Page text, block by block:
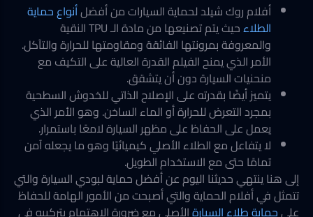
أفلام روك شيلد لحماية السيارات من أفضلأنواع حماية
الطلاء
حيث يتم تصنيعها من مادة الـ TPU النقية
والمعروفة بمرونتها الفائقة ومقاومتها للحرارة والتآكل.
الأمر الذي يمنح الفيلم القدرة العالية على التكيف مع
منحنيات السيارة دون أن يتشقق.
يتميز أيضًا بقدرته على الإصلاح الذاتي للخدوش السطحية
بمجرد التعرض للحرارة أو الماء الساخن. وهو الأمر الذي
يعمل على الحفاظ على مظهر السيارة لامعًا باستمرار.
لا يتفاعل مع الطلاء الأصلي كيميائيًا وهو ما يجعله آمن
تمامًا حتى مع الاستخدام الطويل.
إلى هنا ينتهي حديثنا اليوم عن أفضل حماية لبودي السيارة والتي
تتمثل في أفلام الحماية والتي أصبحت من الأمور الهامة للحفاظ
علىحماية طلاء السيارةالأصلي مع ضرورة الاهتمام بتركيبه في